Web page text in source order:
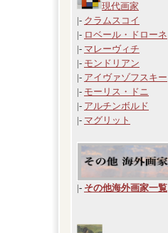
現代画家
|- クラムスコイ
|- ロベール・ドローネ
|- マレーヴィチ
|- モンドリアン
|- アイヴァゾフスキー
|- モーリス・ドニ
|- アルチンボルド
|- マグリット
|- その他海外画家一覧